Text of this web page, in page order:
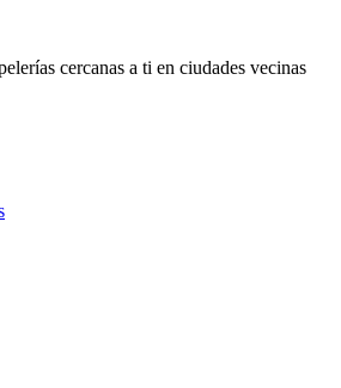
cercanas a ti en ciudades vecinas